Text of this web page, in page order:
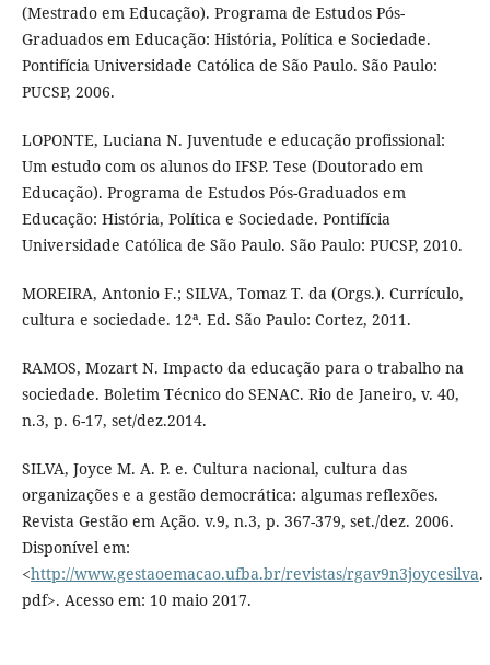
(Mestrado em Educação). Programa de Estudos Pós-
Graduados em Educação: História, Política e Sociedade.
Pontifícia Universidade Católica de São Paulo. São Paulo:
PUCSP, 2006.
LOPONTE, Luciana N. Juventude e educação profissional:
Um estudo com os alunos do IFSP. Tese (Doutorado em
Educação). Programa de Estudos Pós-Graduados em
Educação: História, Política e Sociedade. Pontifícia
Universidade Católica de São Paulo. São Paulo: PUCSP, 2010.
MOREIRA, Antonio F.; SILVA, Tomaz T. da (Orgs.). Currículo,
cultura e sociedade. 12ª. Ed. São Paulo: Cortez, 2011.
RAMOS, Mozart N. Impacto da educação para o trabalho na
sociedade. Boletim Técnico do SENAC. Rio de Janeiro, v. 40,
n.3, p. 6-17, set/dez.2014.
SILVA, Joyce M. A. P. e. Cultura nacional, cultura das
organizações e a gestão democrática: algumas reflexões.
Revista Gestão em Ação. v.9, n.3, p. 367-379, set./dez. 2006.
Disponível em:
<http://www.gestaoemacao.ufba.br/revistas/rgav9n3joycesilva.
pdf>. Acesso em: 10 maio 2017.